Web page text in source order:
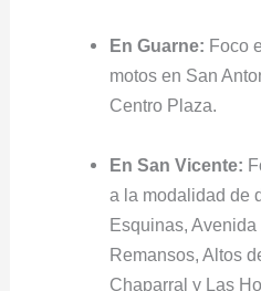
En Guarne: Foco
motos en San
Centro Plaza.
En San Vicente:
a la modalidad de
Esquinas,
Remansos, Altos
Chaparral y Las